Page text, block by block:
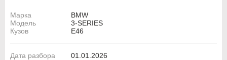
Марка
BMW
Модель
3-SERIES
Кузов
E46
Дата разбора 01.01.2026